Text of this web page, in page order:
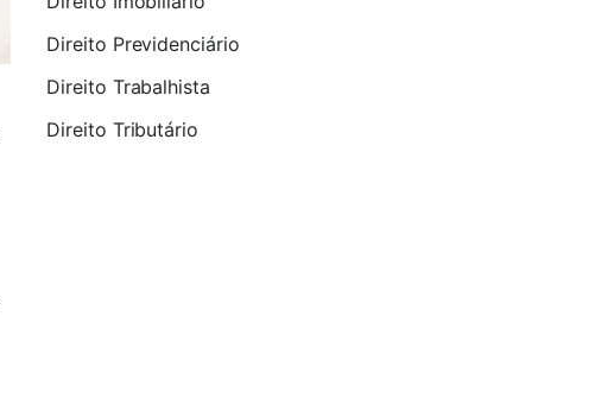
Direito Previdenciário
Direito Trabalhista
Direito Tributário